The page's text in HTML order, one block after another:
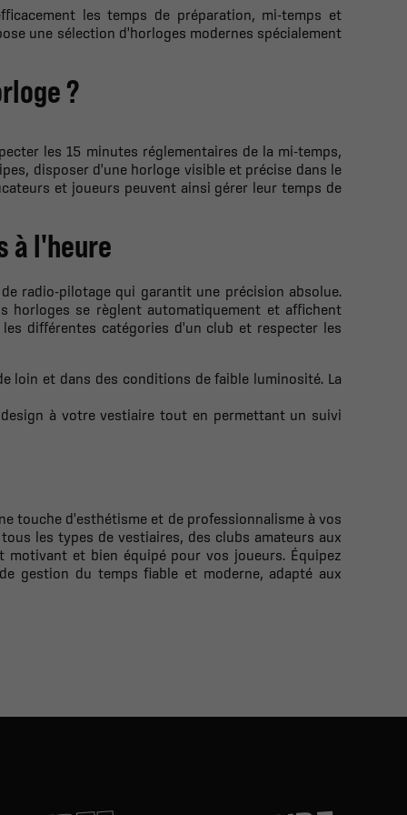
les temps de préparation, mi-temps et
une sélection d'horloges modernes spécialement
?
les 15 minutes réglementaires de la mi-temps,
disposer d'une horloge visible et précise dans le
et joueurs peuvent ainsi gérer leur temps de
à l'heure
radio-pilotage qui garantit une précision absolue.
horloges se règlent automatiquement et affichent
différentes catégories d'un club et respecter les
loin et dans des conditions de faible luminosité. La
à votre vestiaire tout en permettant un suivi
touche d'esthétisme et de professionnalisme à vos
les types de vestiaires, des clubs amateurs aux
et bien équipé pour vos joueurs. Équipez
gestion du temps fiable et moderne, adapté aux